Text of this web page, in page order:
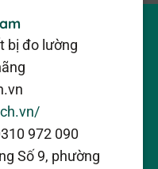
bị đo lường
972 090
Số 9, phường